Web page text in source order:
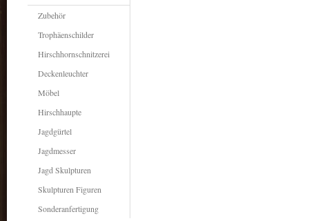
Zubehör
Trophäenschilder
Hirschhornschnitzerei
Deckenleuchter
Möbel
Hirschhaupte
Jagdgürtel
Jagdmesser
Jagd Skulpturen
Skulpturen Figuren
Sonderanfertigung